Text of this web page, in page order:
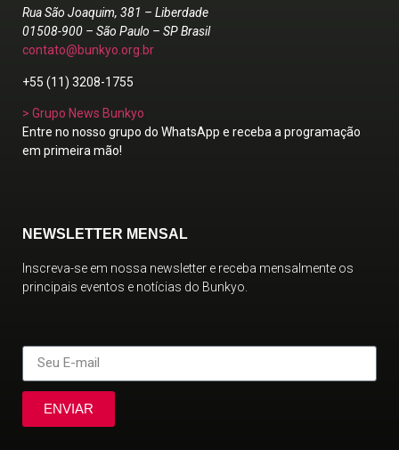
Rua São Joaquim, 381 – Liberdade
01508-900 – São Paulo – SP Brasil
contato@bunkyo.org.br
+55 (11) 3208-1755
> Grupo News Bunkyo
Entre no nosso grupo do WhatsApp e receba a programação
em primeira mão!
NEWSLETTER MENSAL
Inscreva-se em nossa newsletter e receba mensalmente os
principais eventos e notícias do Bunkyo.
ENVIAR